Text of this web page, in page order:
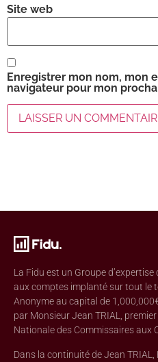
Site web
Enregistrer mon nom, mon
navigateur pour mon
La Fidu est un Groupe
aux comptes implanté sur tout le
Anonyme au capital de
par Monsieur Jean TRIAL,
Nationale des Commissaires aux
Dans la continuité de Jean TRIAL,